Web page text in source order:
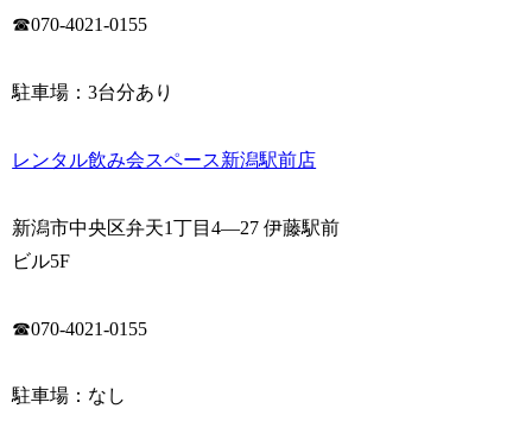
☎070-4021-0155
駐車場：3台分あり
レンタル飲み会スペース新潟駅前店
新潟市中央区弁天1丁目4—27 伊藤駅前
ビル5F
☎070-4021-0155
駐車場：なし